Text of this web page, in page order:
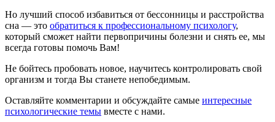
Но лучший способ избавиться от бессонницы и расстройства
сна — это обратиться к профессиональному психологу,
который сможет найти первопричины болезни и снять ее, мы
всегда готовы помочь Вам!
Не бойтесь пробовать новое, научитесь контролировать свой
организм и тогда Вы станете непобедимым.
Оставляйте комментарии и обсуждайте самые интересные
психологические темы вместе с нами.